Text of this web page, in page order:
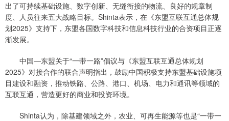
出了可持续基础设施、数字创新、无缝衔接的物流、良好的规章制
度、人员往来五大战略目标。Shinta表示，在《东盟互联互通总体规
划2025》支持下，东盟各国数字科技和信息科技行业的合资项目正逐
渐发展。
中国—东盟关于“一带一路”倡议与《东盟互联互通总体规划
2025》对接合作的联合声明指出，鼓励中国积极支持东盟基础设施项
目建设和融资，推动铁路、公路、港口、机场、电力和通讯等领域的
互联互通，营造更好的商业和投资环境。
Shinta认为，除基建领域之外，农业、可再生能源等也是“一带一